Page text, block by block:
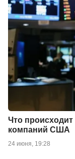
Что происходит
компаний США
24 июня, 19:28